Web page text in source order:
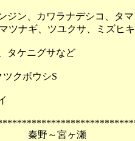
ジン、カワラナデシコ、タ
ナギ、ツユクサ、ミズヒ
タケニグサなど
クボウシS
秦野～宮ヶ瀬